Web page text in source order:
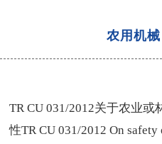
农用机
TR CU 031/2012关于农业
性TR CU 031/2012 On